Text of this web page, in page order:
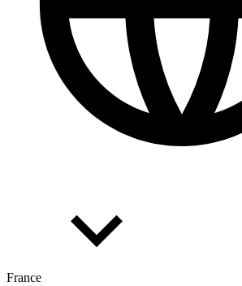
France